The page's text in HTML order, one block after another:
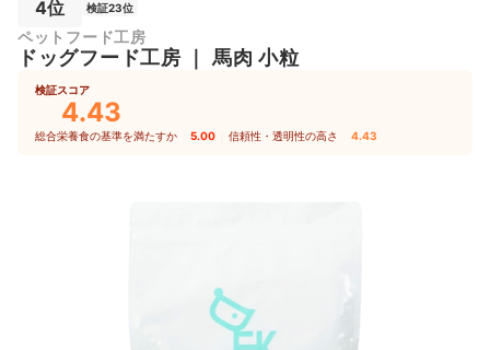
4位 検証23位
ペットフード工房
ドッグフード工房 馬肉 小粒
検証スコア
4.43
総合栄養食の基準を満たすか 5.00 信頼性・透明性の高さ 4.43